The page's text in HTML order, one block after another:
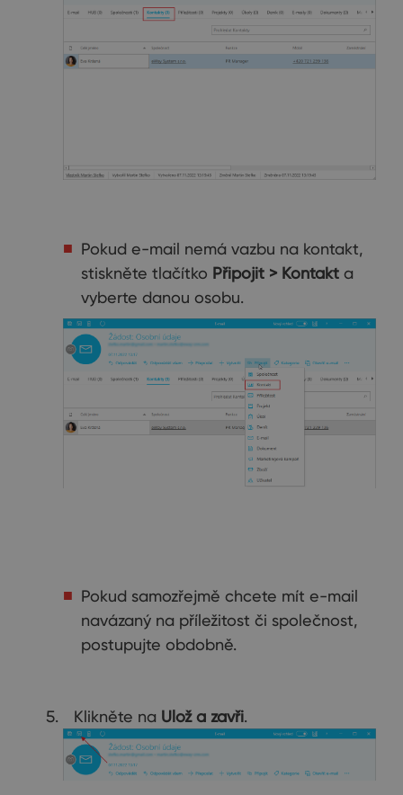
Pokud e-mail nemá vazbu na kontakt,
stiskněte tlačítko Připojit > Kontakt a
vyberte danou osobu.
Pokud samozřejmě chcete mít e-mail
navázaný na příležitost či společnost,
postupujte obdobně.
Klikněte na Ulož a zavři.